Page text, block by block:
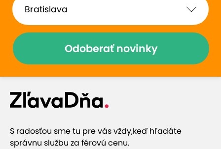
Odoberať novinky
S radosťou sme tu pre vás vždy,keď hľadáte
správnu službu za férovú cenu.